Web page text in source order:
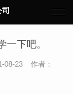
一下吧。
08-23 作者：